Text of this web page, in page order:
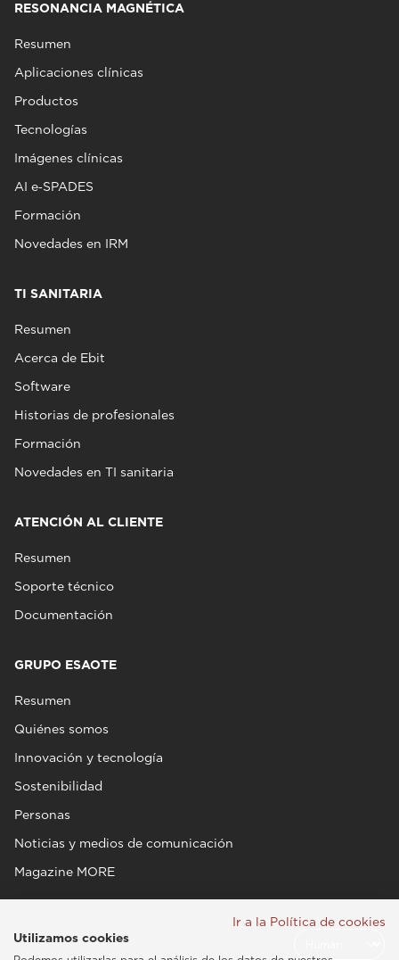
RESONANCIA MAGNÉTICA
Resumen
Aplicaciones clínicas
Productos
Tecnologías
Imágenes clínicas
AI e‑SPADES
Formación
Novedades en IRM
TI SANITARIA
Resumen
Acerca de Ebit
Software
Historias de profesionales
Formación
Novedades en TI sanitaria
ATENCIÓN AL CLIENTE
Resumen
Soporte técnico
Documentación
GRUPO ESAOTE
Resumen
Quiénes somos
Innovación y tecnología
Sostenibilidad
Personas
Noticias y medios de comunicación
Magazine MORE
Ir a la Política de cookies
Utilizamos cookies